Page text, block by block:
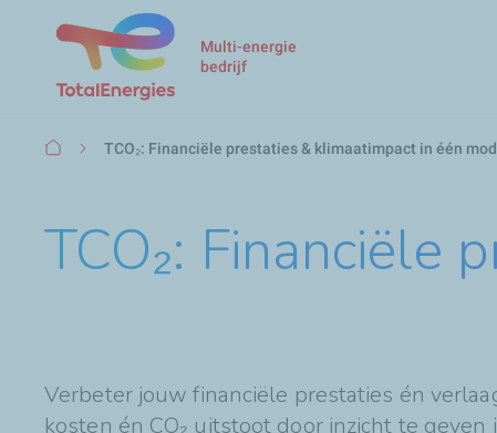
Multi-energie
bedrijf
KruimelpadTCO₂: Financiële prestaties & klimaatimpact in één
TCO₂: Financiële
Verbeter jouw financiële prestaties én
kosten én CO₂ uitstoot door inzicht te